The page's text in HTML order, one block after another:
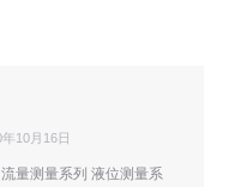
年10月16日
量测量系列 液位测量系